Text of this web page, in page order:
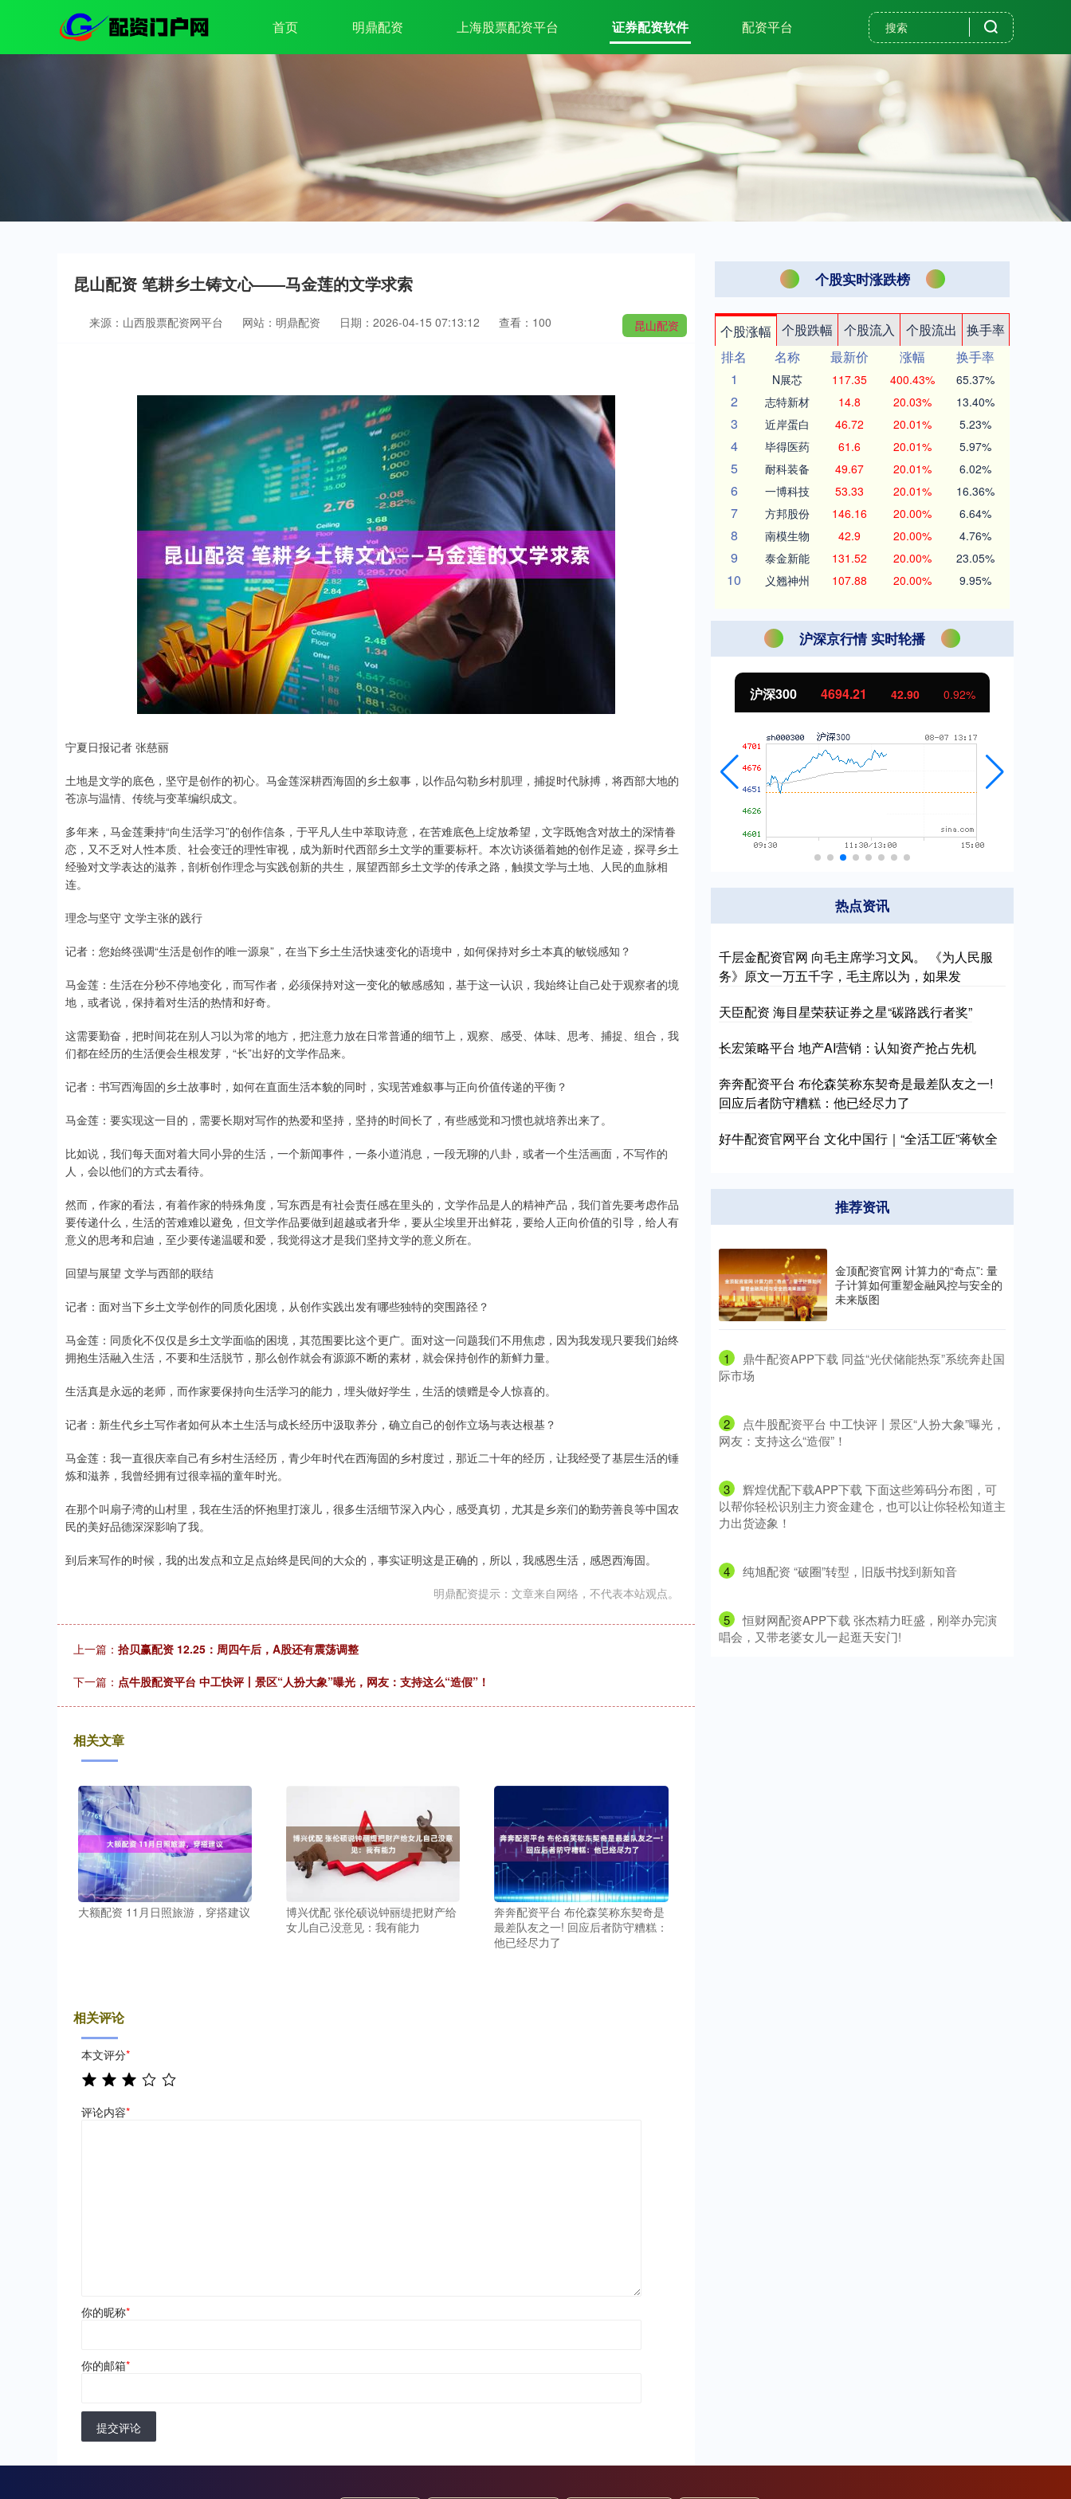
首页 明鼎配资 上海股票配资平台 证券配资软件 配资平台
昆山配资 笔耕乡土铸文心——马金莲的文学求索
昆山配资
来源：山西股票配资网平台 网站：明鼎配资 日期：2026-04-15 07:13:12 查看：100
宁夏日报记者 张慈丽
土地是文学的底色，坚守是创作的初心。马金莲深耕西海固的乡土叙事，以作品勾勒乡村肌理，捕捉时代脉搏，将西部大地的
苍凉与温情、传统与变革编织成文。
多年来，马金莲秉持“向生活学习”的创作信条，于平凡人生中萃取诗意，在苦难底色上绽放希望，文字既饱含对故土的深情眷
恋，又不乏对人性本质、社会变迁的理性审视，成为新时代西部乡土文学的重要标杆。本次访谈循着她的创作足迹，探寻乡土
经验对文学表达的滋养，剖析创作理念与实践创新的共生，展望西部乡土文学的传承之路，触摸文学与土地、人民的血脉相
连。
理念与坚守 文学主张的践行
记者：您始终强调“生活是创作的唯一源泉”，在当下乡土生活快速变化的语境中，如何保持对乡土本真的敏锐感知？
马金莲：生活在分秒不停地变化，而写作者，必须保持对这一变化的敏感感知，基于这一认识，我始终让自己处于观察者的境
地，或者说，保持着对生活的热情和好奇。
这需要勤奋，把时间花在别人习以为常的地方，把注意力放在日常普通的细节上，观察、感受、体味、思考、捕捉、组合，我
们都在经历的生活便会生根发芽，“长”出好的文学作品来。
记者：书写西海固的乡土故事时，如何在直面生活本貌的同时，实现苦难叙事与正向价值传递的平衡？
马金莲：要实现这一目的，需要长期对写作的热爱和坚持，坚持的时间长了，有些感觉和习惯也就培养出来了。
比如说，我们每天面对着大同小异的生活，一个新闻事件，一条小道消息，一段无聊的八卦，或者一个生活画面，不写作的
人，会以他们的方式去看待。
然而，作家的看法，有着作家的特殊角度，写东西是有社会责任感在里头的，文学作品是人的精神产品，我们首先要考虑作品
要传递什么，生活的苦难难以避免，但文学作品要做到超越或者升华，要从尘埃里开出鲜花，要给人正向价值的引导，给人有
意义的思考和启迪，至少要传递温暖和爱，我觉得这才是我们坚持文学的意义所在。
回望与展望 文学与西部的联结
记者：面对当下乡土文学创作的同质化困境，从创作实践出发有哪些独特的突围路径？
马金莲：同质化不仅仅是乡土文学面临的困境，其范围要比这个更广。面对这一问题我们不用焦虑，因为我发现只要我们始终
拥抱生活融入生活，不要和生活脱节，那么创作就会有源源不断的素材，就会保持创作的新鲜力量。
生活真是永远的老师，而作家要保持向生活学习的能力，埋头做好学生，生活的馈赠是令人惊喜的。
记者：新生代乡土写作者如何从本土生活与成长经历中汲取养分，确立自己的创作立场与表达根基？
马金莲：我一直很庆幸自己有乡村生活经历，青少年时代在西海固的乡村度过，那近二十年的经历，让我经受了基层生活的锤
炼和滋养，我曾经拥有过很幸福的童年时光。
在那个叫扇子湾的山村里，我在生活的怀抱里打滚儿，很多生活细节深入内心，感受真切，尤其是乡亲们的勤劳善良等中国农
民的美好品德深深影响了我。
到后来写作的时候，我的出发点和立足点始终是民间的大众的，事实证明这是正确的，所以，我感恩生活，感恩西海固。
明鼎配资提示：文章来自网络，不代表本站观点。
上一篇： 拾贝赢配资 12.25：周四午后，A股还有震荡调整
下一篇： 点牛股配资平台 中工快评丨景区“人扮大象”曝光，网友：支持这么“造假”！
相关文章
大额配资 11月日照旅游，穿搭建议
博兴优配 张伦硕说钟丽缇把财产给
女儿自己没意见：我有能力
奔奔配资平台 布伦森笑称东契奇是
最差队友之一! 回应后者防守糟糕：
他已经尽力了
相关评论
本文评分*
评论内容*
你的昵称*
你的邮箱*
提交评论
个股实时涨跌榜
个股涨幅 个股跌幅 个股流入 个股流出
换手率
排名
名称 最新价 涨幅
换手率
1
N展芯 117.35 400.43% 65.37%
2 志特新材 14.8 20.03% 13.40%
3 近岸蛋白 46.72 20.01% 5.23%
4 毕得医药 61.6 20.01% 5.97%
5 耐科装备 49.67 20.01% 6.02%
6 一博科技 53.33 20.01% 16.36%
7 方邦股份 146.16 20.00% 6.64%
8 南模生物 42.9 20.00% 4.76%
9 泰金新能 131.52 20.00% 23.05%
10 义翘神州 107.88 20.00% 9.95%
沪深京行情 实时轮播
3922.92 22.56 0.58% 深证成指 4694.21 42.90 0.92%
热点资讯
千层金配资官网 向毛主席学习文风。 《为人民服
务》原文一万五千字，毛主席以为，如果发
天臣配资 海目星荣获证券之星“碳路践行者奖”
长宏策略平台 地产AI营销：认知资产抢占先机
奔奔配资平台 布伦森笑称东契奇是最差队友之一!
回应后者防守糟糕：他已经尽力了
好牛配资官网平台 文化中国行｜“全活工匠”蒋钦全
推荐资讯
金顶配资官网 计算力的“奇点”: 量
子计算如何重塑金融风控与安全的
未来版图
1
​鼎牛配资APP下载 同益“光伏储能热泵”系统奔赴国
际市场
2
​点牛股配资平台 中工快评丨景区“人扮大象”曝光，
网友：支持这么“造假”！
3
​辉煌优配下载APP下载 下面这些筹码分布图，可
以帮你轻松识别主力资金建仓，也可以让你轻松知道主
力出货迹象！
4 ​纯旭配资 “破圈”转型，旧版书找到新知音
5
​恒财网配资APP下载 张杰精力旺盛，刚举办完演
唱会，又带老婆女儿一起逛天安门!